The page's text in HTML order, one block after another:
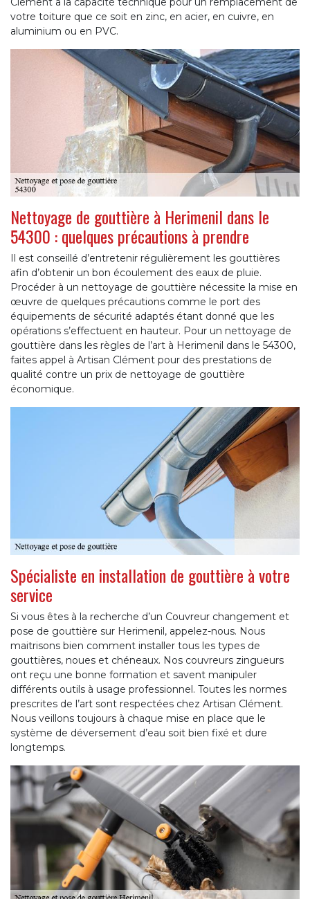
votre toiture que ce soit en zinc, en acier, en cuivre, en
aluminium ou en PVC.
Nettoyage de gouttière à Herimenil dans le
54300 : quelques précautions à prendre
Il est conseillé d’entretenir régulièrement les gouttières
afin d’obtenir un bon écoulement des eaux de pluie.
Procéder à un nettoyage de gouttière nécessite la mise en
œuvre de quelques précautions comme le port des
équipements de sécurité adaptés étant donné que les
opérations s’effectuent en hauteur. Pour un nettoyage de
gouttière dans les règles de l’art à Herimenil dans le 54300,
faites appel à Artisan Clément pour des prestations de
qualité contre un prix de nettoyage de gouttière
économique.
Spécialiste en installation de gouttière à votre
service
Si vous êtes à la recherche d’un Couvreur changement et
pose de gouttière sur Herimenil, appelez-nous. Nous
maitrisons bien comment installer tous les types de
gouttières, noues et chéneaux. Nos couvreurs zingueurs
ont reçu une bonne formation et savent manipuler
différents outils à usage professionnel. Toutes les normes
prescrites de l’art sont respectées chez Artisan Clément.
Nous veillons toujours à chaque mise en place que le
système de déversement d’eau soit bien fixé et dure
longtemps.